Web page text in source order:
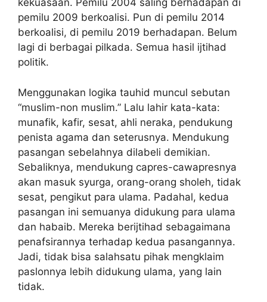
kekuasaan. Pemilu 2004 saling berhadapan di
pemilu 2009 berkoalisi. Pun di pemilu 2014
berkoalisi, di pemilu 2019 berhadapan. Belum
lagi di berbagai pilkada. Semua hasil ijtihad
politik.
Menggunakan logika tauhid muncul sebutan
“muslim-non muslim.” Lalu lahir kata-kata:
munafik, kafir, sesat, ahli neraka, pendukung
penista agama dan seterusnya. Mendukung
pasangan sebelahnya dilabeli demikian.
Sebaliknya, mendukung capres-cawapresnya
akan masuk syurga, orang-orang sholeh, tidak
sesat, pengikut para ulama. Padahal, kedua
pasangan ini semuanya didukung para ulama
dan habaib. Mereka berijtihad sebagaimana
penafsirannya terhadap kedua pasangannya.
Jadi, tidak bisa salahsatu pihak mengklaim
paslonnya lebih didukung ulama, yang lain
tidak.